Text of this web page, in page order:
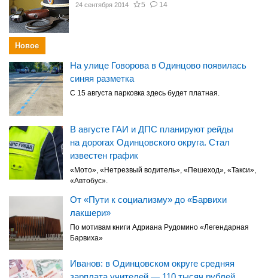
24 сентября 2014
5 14
Новое
На улице Говорова в Одинцово появилась
синяя разметка
С 15 августа парковка здесь будет платная.
В августе ГАИ и ДПС планируют рейды
на дорогах Одинцовского округа. Стал
известен график
«Мото», «Нетрезвый водитель», «Пешеход», «Такси»,
«Автобус».
От «Пути к социализму» до «Барвихи
лакшери»
По мотивам книги Адриана Рудомино «Легендарная
Барвиха»
Иванов: в Одинцовском округе средняя